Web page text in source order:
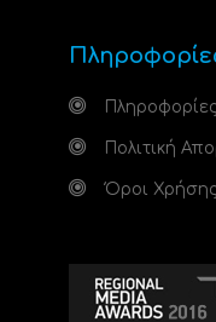
Πολιτική
Όροι Χρήσης